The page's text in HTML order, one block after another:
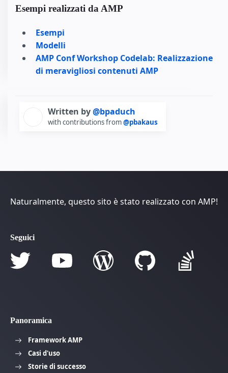
Esempi realizzati da AMP
Esempi
Modelli
AMP Conf Workshop Codelab: Realizzazione
di meravigliosi contenuti AMP
Written by@bpaduch
with contributions from@pbakaus
Naturalmente, questo sito è stato realizzato con AMP!
Seguici
Panoramica
Framework AMP
Casi d'uso
Storie di successo